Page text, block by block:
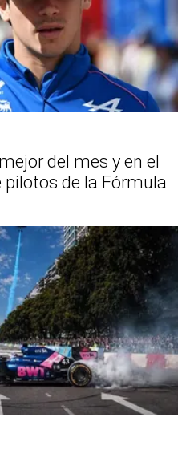
del mes y en el
pilotos de la Fórmula